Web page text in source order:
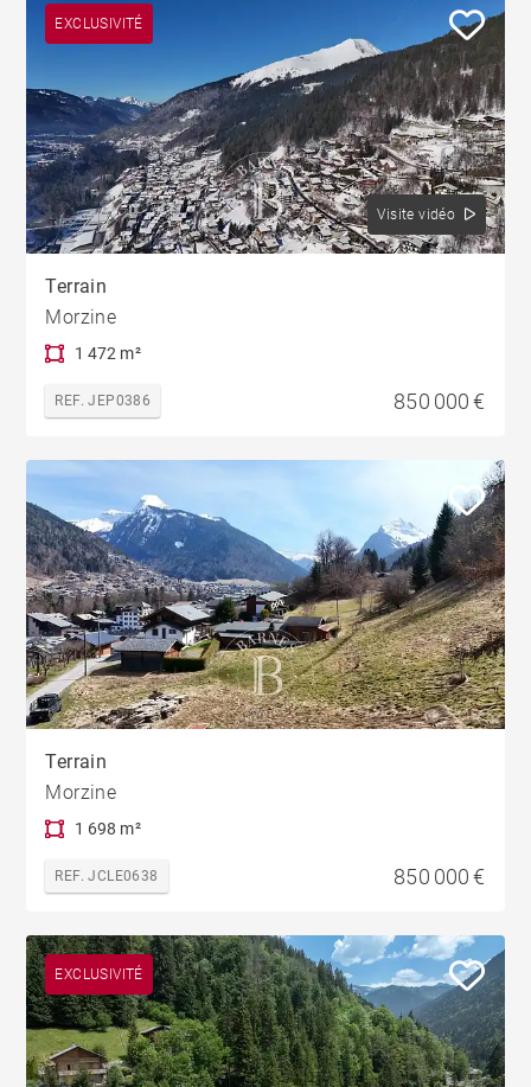
EXCLUSIVITÉ
Visite vidéo
Terrain
Morzine
1 472 m²
REF. JEP0386 850 000 €
Terrain
Morzine
1 698 m²
REF. JCLE0638 850 000 €
EXCLUSIVITÉ